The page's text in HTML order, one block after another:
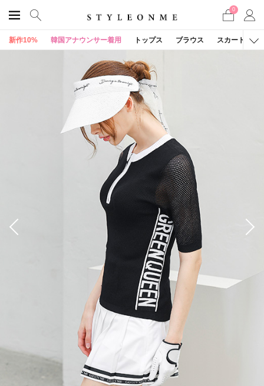
0
新作10% 韓国アナウンサー着用 トップス ブラウス スカート